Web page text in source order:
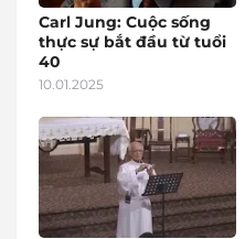
Carl Jung: Cuộc sống
thực sự bắt đầu từ tuổi
40
10.01.2025